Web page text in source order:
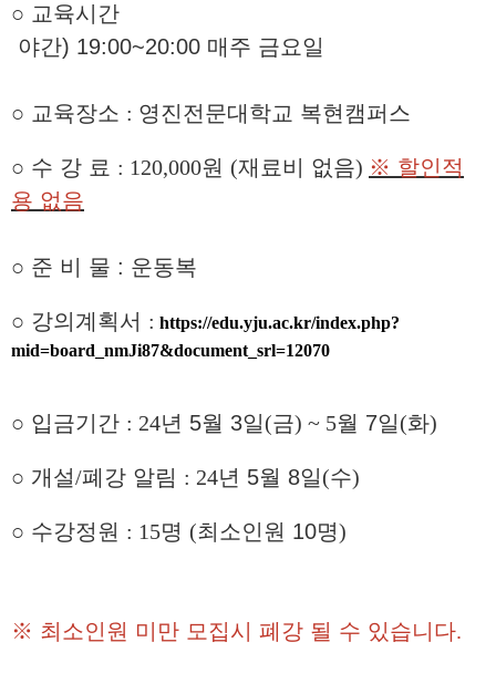
○ 교육시간
야간) 19:00~20:00 매주 금요일
○ 교육장소 : 영진전문대학교 복현캠퍼스
○ 수 강 료 : 120,000원 (재료비 없음) ※ 할인적
용 없음
○ 준 비 물 : 운동복
○ 강의계획서 : https://edu.yju.ac.kr/index.php?
mid=board_nmJi87&document_srl=12070
○ 입금기간 : 24년 5월 3일(금) ~ 5월 7일(화)
○ 개설/폐강 알림 : 24년 5월 8일(수)
○ 수강정원 : 15명 (최소인원 10명)
※ 최소인원 미만 모집시 폐강 될 수 있습니다.